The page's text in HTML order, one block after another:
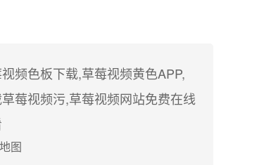
频色板下载,草莓视频黄色APP,
莓视频污,草莓视频网站免费在线
图